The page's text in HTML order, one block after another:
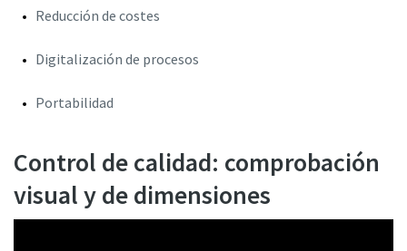
Reducción de costes
Digitalización de procesos
Portabilidad
Control de calidad: comprobación
visual y de dimensiones